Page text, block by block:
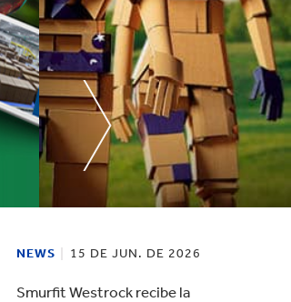
NEWS 15 DE JUN. DE 2026
Smurfit Westrock recibe la